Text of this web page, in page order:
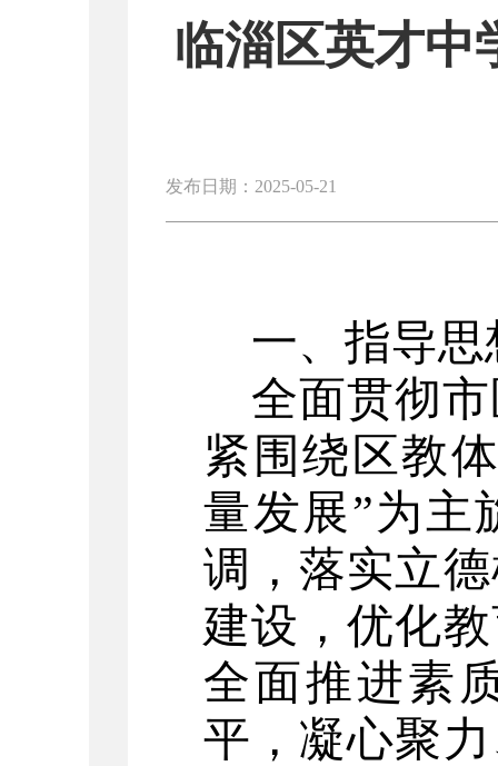
临淄区英才中
发布日期：2025-05-21
一、指导思
全面贯彻
紧围绕区教
量发展”为主
调，落实立
建设，优化
全面推进素
平，凝心聚